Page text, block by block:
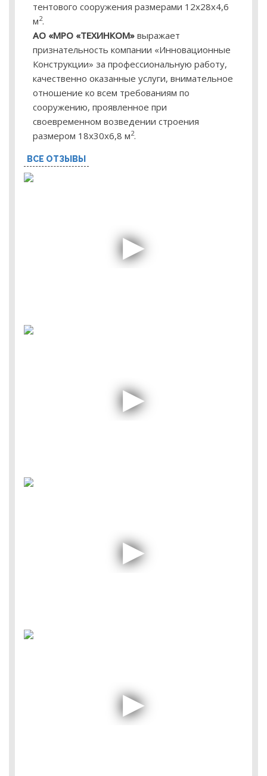
тентового сооружения размерами 12х28х4,6
м2.
АО «МРО «ТЕХИНКОМ» выражает
признательность компании «Инновационные
Конструкции» за профессиональную работу,
качественно оказанные услуги, внимательное
отношение ко всем требованиям по
сооружению, проявленное при
своевременном возведении строения
размером 18х30х6,8 м2.
ВСЕ ОТЗЫВЫ